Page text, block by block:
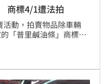
商標4/1遭法拍
動，拍賣物品除車輛
「普里鹹油條」商標；